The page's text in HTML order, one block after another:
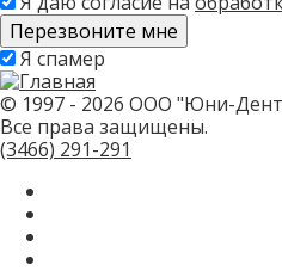
*
Скажите,
привет!
Пожалуйста,
не
заполняйте
это
CAPTCHA
только
для
роботов!
Я спамер
© 1997 - 2026 ООО "Юни-
Все права защищены.
(3466) 291-291